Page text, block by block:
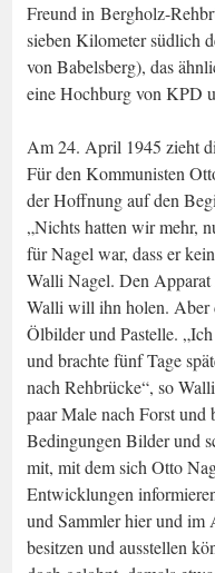
Freund in Bergholz-
sieben Kilometer südlich
von Babelsberg), das
eine Hochburg von KPD
Am 24. April 1945 zieht
Für den Kommunisten
der Hoffnung auf den
„Nichts hatten wir mehr,
für Nagel war, dass er
Walli Nagel. Den Apparat
Walli will ihn holen. Aber
Ölbilder und Pastelle.
und brachte fünf Tage
nach Rehbrücke“, so
paar Male nach Forst und
Bedingungen Bilder und
mit, mit dem sich Otto
Entwicklungen
und Sammler hier und
besitzen und ausstellen